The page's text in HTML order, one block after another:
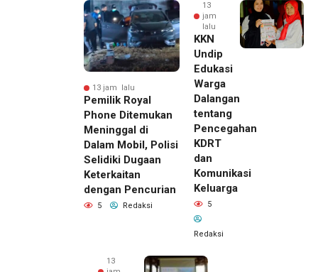
13 jam lalu
Pemilik Royal
Phone Ditemukan
Meninggal di
Dalam Mobil, Polisi
Selidiki Dugaan
Keterkaitan
dengan Pencurian
5 Redaksi
13
jam
lalu
KKN
Undip
Edukasi
Warga
Dalangan
tentang
Pencegahan
KDRT
dan
Komunikasi
Keluarga
5
Redaksi
13